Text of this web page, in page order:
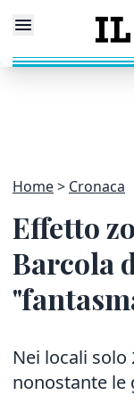
Home Cronaca
Effetto
Barcola
Nei locali
nonostante le